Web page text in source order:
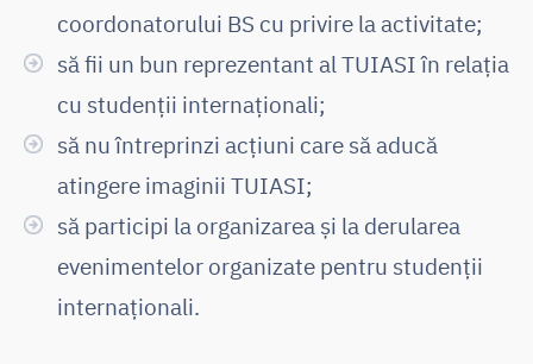
coordonatorului BS cu privire la activitate;
să fii un bun reprezentant al TUIASI în relația
cu studenții internaționali;
să nu întreprinzi acțiuni care să aducă
atingere imaginii TUIASI;
să participi la organizarea și la derularea
evenimentelor organizate pentru studenții
internaționali.